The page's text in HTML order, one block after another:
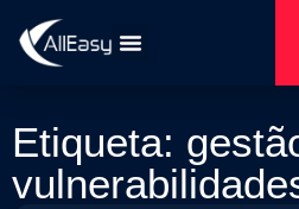
Etiqueta: